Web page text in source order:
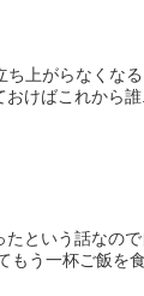
上がらなくな
けばこれから誰
という話なの
う一杯ご飯を食